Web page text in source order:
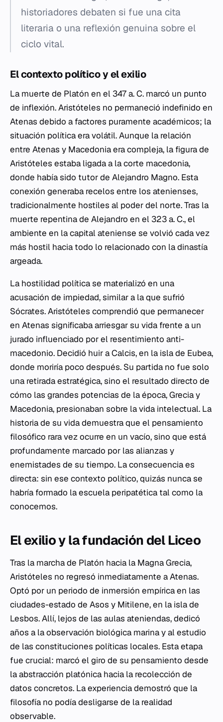
historiadores debaten si fue una cita
literaria o una reflexión genuina sobre el
ciclo vital.
El contexto político y el exilio
La muerte de Platón en el 347 a. C. marcó un punto
de inflexión. Aristóteles no permaneció indefinido en
Atenas debido a factores puramente académicos; la
situación política era volátil. Aunque la relación
entre Atenas y Macedonia era compleja, la figura de
Aristóteles estaba ligada a la corte macedonia,
donde había sido tutor de Alejandro Magno. Esta
conexión generaba recelos entre los atenienses,
tradicionalmente hostiles al poder del norte. Tras la
muerte repentina de Alejandro en el 323 a. C., el
ambiente en la capital ateniense se volvió cada vez
más hostil hacia todo lo relacionado con la dinastía
argeada.
La hostilidad política se materializó en una
acusación de impiedad, similar a la que sufrió
Sócrates. Aristóteles comprendió que permanecer
en Atenas significaba arriesgar su vida frente a un
jurado influenciado por el resentimiento anti-
macedonio. Decidió huir a Calcis, en la isla de Eubea,
donde moriría poco después. Su partida no fue solo
una retirada estratégica, sino el resultado directo de
cómo las grandes potencias de la época, Grecia y
Macedonia, presionaban sobre la vida intelectual. La
historia de su vida demuestra que el pensamiento
filosófico rara vez ocurre en un vacío, sino que está
profundamente marcado por las alianzas y
enemistades de su tiempo. La consecuencia es
directa: sin ese contexto político, quizás nunca se
habría formado la escuela peripatética tal como la
conocemos.
El exilio y la fundación del Liceo
Tras la marcha de Platón hacia la Magna Grecia,
Aristóteles no regresó inmediatamente a Atenas.
Optó por un periodo de inmersión empírica en las
ciudades-estado de Asos y Mitilene, en la isla de
Lesbos. Allí, lejos de las aulas ateniendas, dedicó
años a la observación biológica marina y al estudio
de las constituciones políticas locales. Esta etapa
fue crucial: marcó el giro de su pensamiento desde
la abstracción platónica hacia la recolección de
datos concretos. La experiencia demostró que la
filosofía no podía desligarse de la realidad
observable.